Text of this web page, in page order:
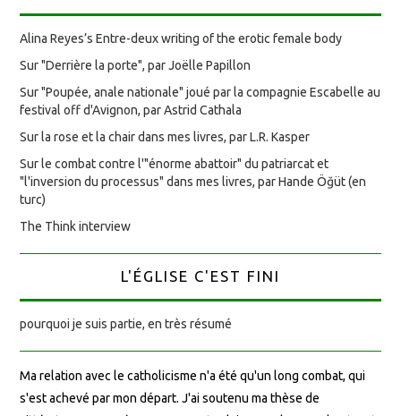
Alina Reyes’s Entre-deux writing of the erotic female body
Sur "Derrière la porte", par Joëlle Papillon
Sur "Poupée, anale nationale" joué par la compagnie Escabelle au
festival off d'Avignon, par Astrid Cathala
Sur la rose et la chair dans mes livres, par L.R. Kasper
Sur le combat contre l'"énorme abattoir" du patriarcat et
"l'inversion du processus" dans mes livres, par Hande Öğüt (en
turc)
The Think interview
L'ÉGLISE C'EST FINI
pourquoi je suis partie, en très résumé
Ma relation avec le catholicisme n'a été qu'un long combat, qui
s'est achevé par mon départ. J'ai soutenu ma thèse de